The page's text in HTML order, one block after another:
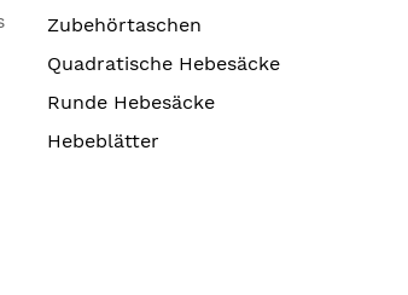
Zubehörtaschen
Quadratische Hebesäcke
Runde Hebesäcke
Hebeblätter